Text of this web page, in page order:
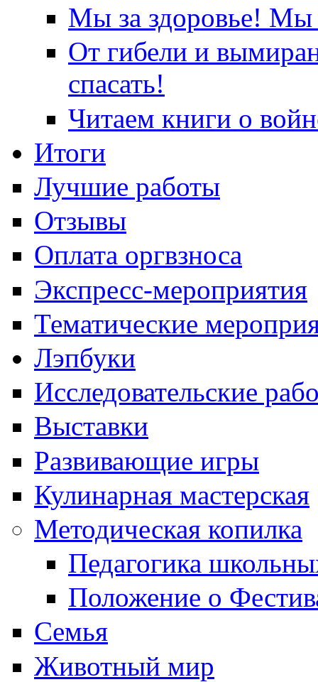
Мы за здоровье! Мы
От гибели и
спасать!
Читаем книги о
Итоги
Лучшие работы
Отзывы
Оплата оргвзноса
Экспресс-мероприятия
Тематические
Лэпбуки
Исследовательские
Выставки
Развивающие игры
Кулинарная мастерская
Методическая копилка
Педагогика
Положение о
Семья
Животный мир